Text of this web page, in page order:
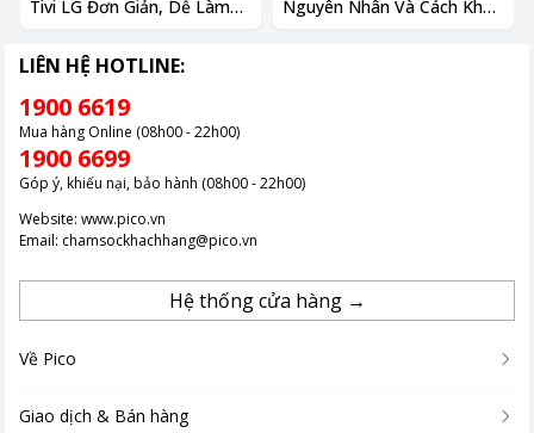
Tivi LG Đơn Giản, Dễ Làm
Nguyên Nhân Và Cách Khắc
LIÊN HỆ HOTLINE:
1900 6619
Mua hàng Online (08h00 - 22h00)
1900 6699
Góp ý, khiếu nại, bảo hành (08h00 - 22h00)
Website: www.pico.vn
Email: chamsockhachhang@pico.vn
Hệ thống cửa hàng →
Về Pico
Giao dịch & Bán hàng